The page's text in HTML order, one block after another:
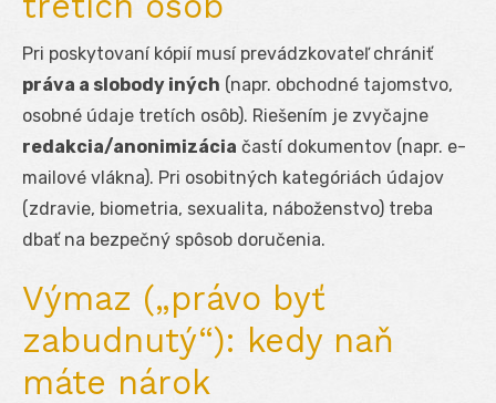
Pri poskytovaní kópií musí prevádzkovateľ chrániť
práva a slobody iných (napr. obchodné tajomstvo,
osobné údaje tretích osôb). Riešením je zvyčajne
redakcia/anonimizácia častí dokumentov (napr. e-
mailové vlákna). Pri osobitných kategóriách údajov
(zdravie, biometria, sexualita, náboženstvo) treba
dbať na bezpečný spôsob doručenia.
Výmaz („právo byť
zabudnutý“): kedy naň
máte nárok